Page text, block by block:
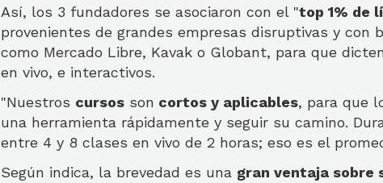
Así, los 3 fundadores se asociaron con el "top 1% de
provenientes de grandes empresas disruptivas y con
como Mercado Libre, Kavak o Globant, para que
en vivo, e interactivos.
"Nuestros cursos son cortos y aplicables, para que
una herramienta rápidamente y seguir su camino.
entre 4 y 8 clases en vivo de 2 horas; eso es el
Según indica, la brevedad es una gran ventaja sobre